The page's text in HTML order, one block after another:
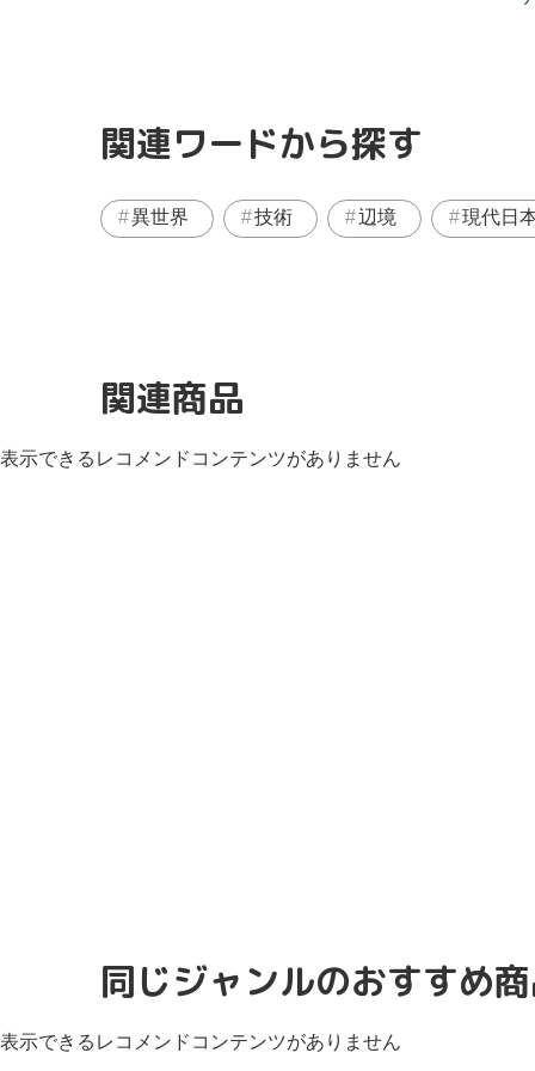
関連ワードから探す
異世界 技術 辺境 現代日
関連商品
表示できるレコメンドコンテンツがありません
同じジャンルのおすすめ
表示できるレコメンドコンテンツがありません